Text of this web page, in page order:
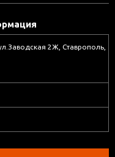
2Ж, Ставрополь,